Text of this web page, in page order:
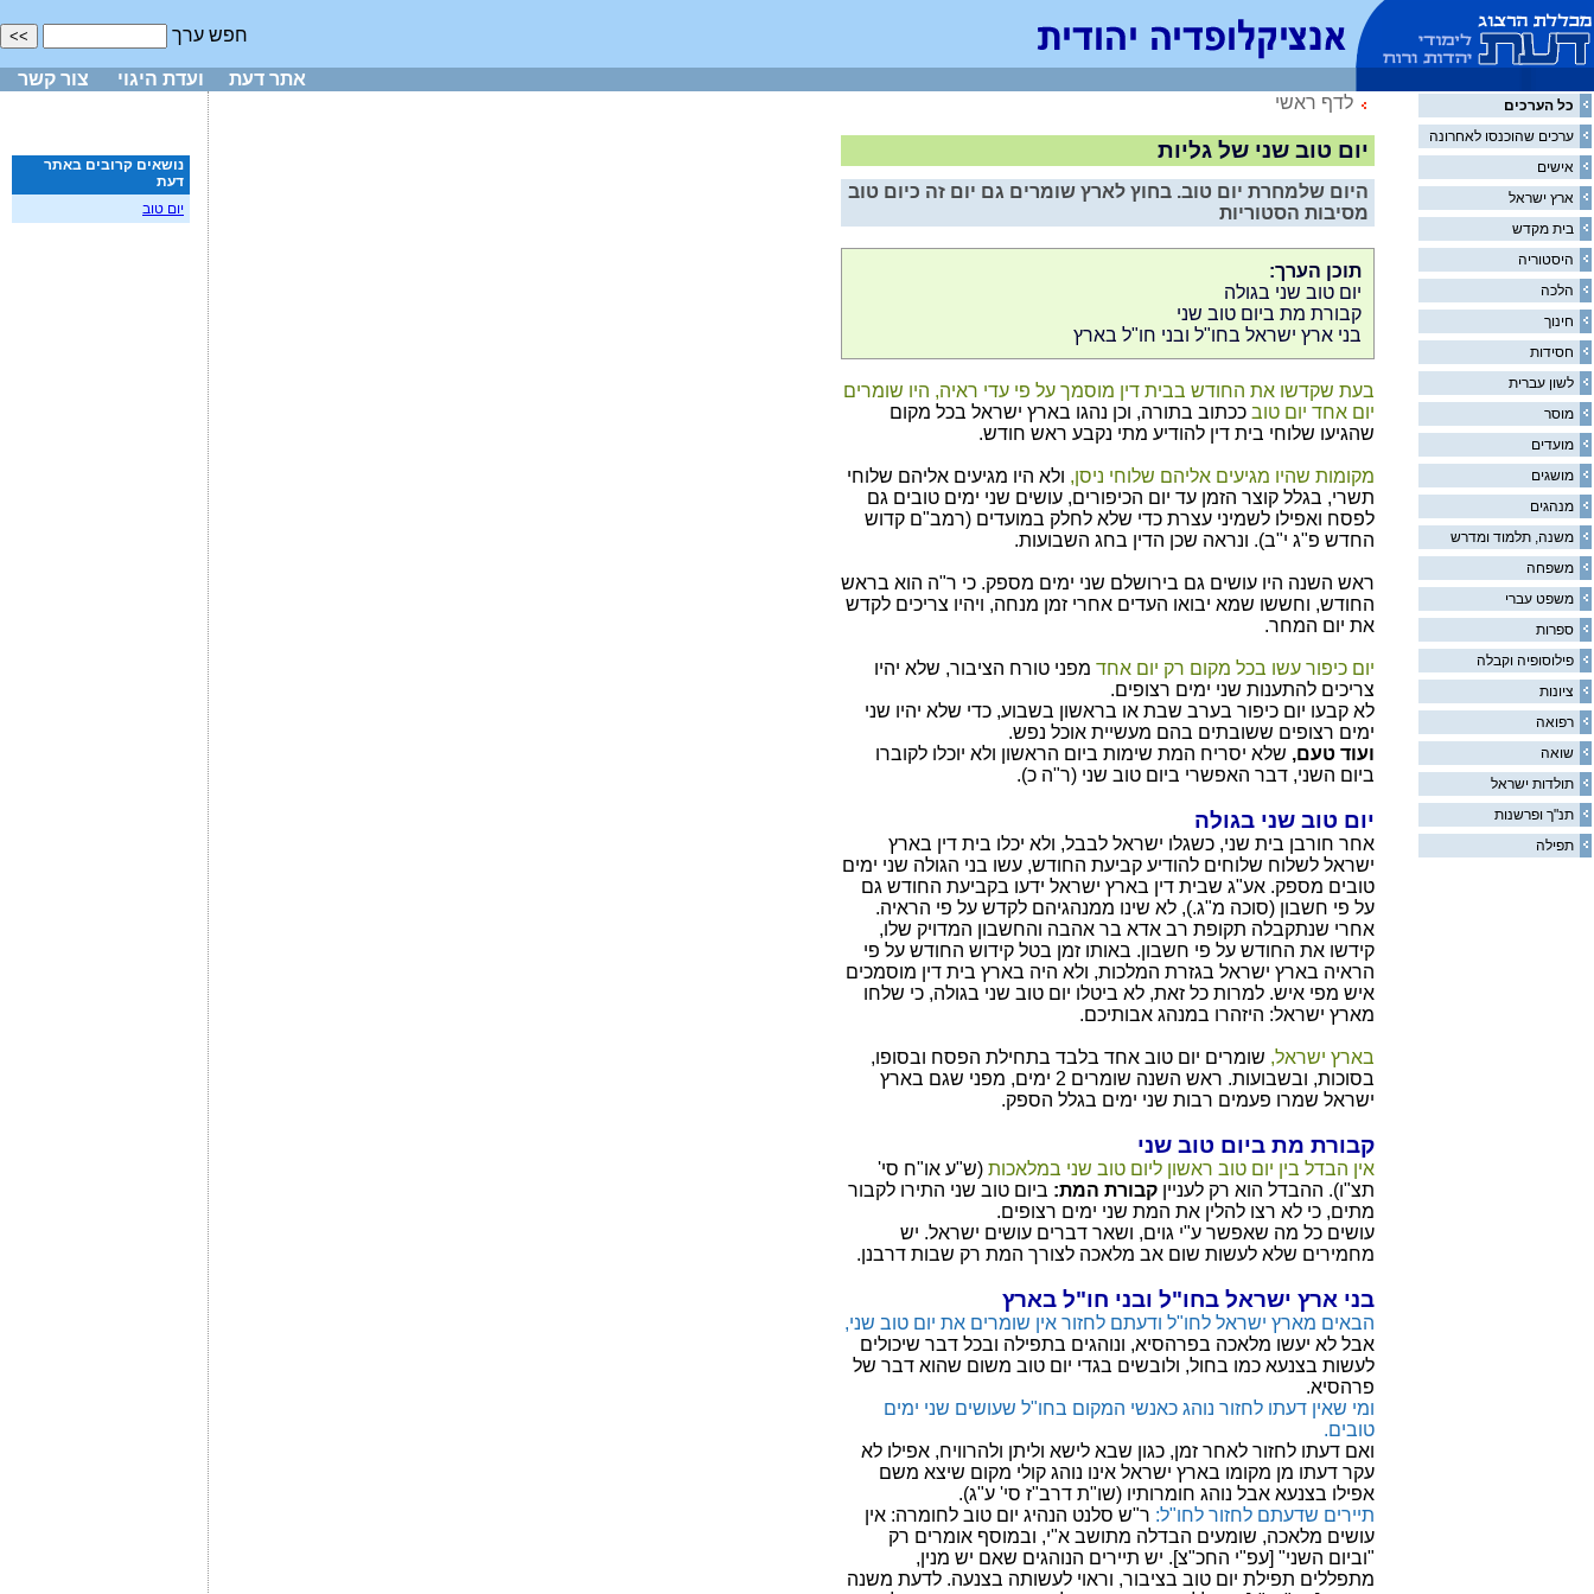
חפש ערך
אתר דעת ועדת היגוי צור קשר
כל הערכים
ערכים שהוכנסו לאחרונה
אישים
ארץ ישראל
בית מקדש
היסטוריה
הלכה
חינוך
חסידות
לשון עברית
מוסר
מועדים
מושגים
מנהגים
משנה, תלמוד ומדרש
משפחה
משפט עברי
ספרות
פילוסופיה וקבלה
ציונות
רפואה
שואה
תולדות ישראל
תנ"ך ופרשנות
תפילה
לדף ראשי
יום טוב שני של גליות
היום שלמחרת יום טוב. בחוץ לארץ שומרים גם יום זה כיום טוב
מסיבות הסטוריות
תוכן הערך:
יום טוב שני בגולה
קבורת מת ביום טוב שני
בני ארץ ישראל בחו"ל ובני חו"ל בארץ
בעת שקדשו את החודש בבית דין מוסמך על פי עדי ראיה, היו שומרים
יום אחד יום טוב ככתוב בתורה, וכן נהגו בארץ ישראל בכל מקום
שהגיעו שלוחי בית דין להודיע מתי נקבע ראש חודש.
מקומות שהיו מגיעים אליהם שלוחי ניסן, ולא היו מגיעים אליהם שלוחי
תשרי, בגלל קוצר הזמן עד יום הכיפורים, עושים שני ימים טובים גם
לפסח ואפילו לשמיני עצרת כדי שלא לחלק במועדים (רמב"ם קדוש
החדש פ"ג י"ב). ונראה שכן הדין בחג השבועות.
ראש השנה היו עושים גם בירושלם שני ימים מספק. כי ר"ה הוא בראש
החודש, וחששו שמא יבואו העדים אחרי זמן מנחה, ויהיו צריכים לקדש
את יום המחר.
יום כיפור עשו בכל מקום רק יום אחד מפני טורח הציבור, שלא יהיו
צריכים להתענות שני ימים רצופים.
לא קבעו יום כיפור בערב שבת או בראשון בשבוע, כדי שלא יהיו שני
ימים רצופים ששובתים בהם מעשיית אוכל נפש.
ועוד טעם, שלא יסריח המת שימות ביום הראשון ולא יוכלו לקוברו
ביום השני, דבר האפשרי ביום טוב שני (ר"ה כ).
יום טוב שני בגולה
אחר חורבן בית שני, כשגלו ישראל לבבל, ולא יכלו בית דין בארץ
ישראל לשלוח שלוחים להודיע קביעת החודש, עשו בני הגולה שני ימים
טובים מספק. אע"ג שבית דין בארץ ישראל ידעו בקביעת החודש גם
על פי חשבון (סוכה מ"ג.), לא שינו ממנהגיהם לקדש על פי הראיה.
אחרי שנתקבלה תקופת רב אדא בר אהבה והחשבון המדויק שלו,
קידשו את החודש על פי חשבון. באותו זמן בטל קידוש החודש על פי
הראיה בארץ ישראל בגזרת המלכות, ולא היה בארץ בית דין מוסמכים
איש מפי איש. למרות כל זאת, לא ביטלו יום טוב שני בגולה, כי שלחו
מארץ ישראל: היזהרו במנהג אבותיכם.
בארץ ישראל, שומרים יום טוב אחד בלבד בתחילת הפסח ובסופו,
בסוכות, ובשבועות. ראש השנה שומרים 2 ימים, מפני שגם בארץ
ישראל שמרו פעמים רבות שני ימים בגלל הספק.
קבורת מת ביום טוב שני
אין הבדל בין יום טוב ראשון ליום טוב שני במלאכות (ש"ע או"ח סי'
תצ"ו). ההבדל הוא רק לעניין קבורת המת: ביום טוב שני התירו לקבור
מתים, כי לא רצו להלין את המת שני ימים רצופים.
עושים כל מה שאפשר ע"י גוים, ושאר דברים עושים ישראל. יש
מחמירים שלא לעשות שום אב מלאכה לצורך המת רק שבות דרבנן.
בני ארץ ישראל בחו"ל ובני חו"ל בארץ
הבאים מארץ ישראל לחו"ל ודעתם לחזור אין שומרים את יום טוב שני,
אבל לא יעשו מלאכה בפרהסיא, ונוהגים בתפילה ובכל דבר שיכולים
לעשות בצנעא כמו בחול, ולובשים בגדי יום טוב משום שהוא דבר של
פרהסיא.
ומי שאין דעתו לחזור נוהג כאנשי המקום בחו"ל שעושים שני ימים
טובים.
ואם דעתו לחזור לאחר זמן, כגון שבא לישא וליתן ולהרוויח, אפילו לא
עקר דעתו מן מקומו בארץ ישראל אינו נוהג קולי מקום שיצא משם
אפילו בצנעא אבל נוהג חומרותיו (שו"ת דרב"ז סי' ע"ג).
תיירים שדעתם לחזור לחו"ל: ר"ש סלנט הנהיג יום טוב לחומרה: אין
עושים מלאכה, שומעים הבדלה מתושב א"י, ובמוסף אומרים רק
"וביום השני" [עפ"י החכ"צ]. יש תיירים הנוהגים שאם יש מנין,
מתפללים תפילת יום טוב בציבור, וראוי לעשותה בצנעה. לדעת משנה
נושאים קרובים באתר
דעת
יום טוב